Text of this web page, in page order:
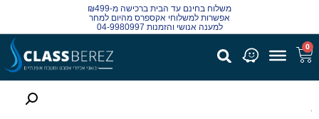
משלוח בחינם עד הבית ברכישה מ-₪499
אפשרות למשלוחי אקספרס מהיום למחר
למענה אנושי והזמנות 04-9980997
0